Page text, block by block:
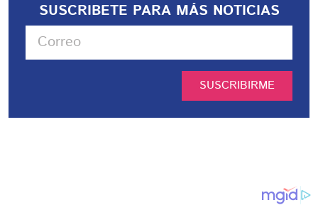
SUSCRIBETE PARA MÁS NOTICIAS
SUSCRIBIRME